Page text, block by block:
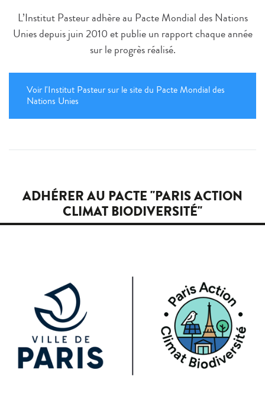
L’Institut Pasteur adhère au Pacte Mondial des Nations
Unies depuis juin 2010 et publie un rapport chaque année
sur le progrès réalisé.
Voir l'Institut Pasteur sur le site du Pacte Mondial des
Nations Unies
ADHÉRER AU PACTE "PARIS ACTION
CLIMAT BIODIVERSITÉ"